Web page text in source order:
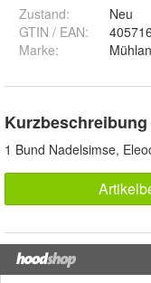
Zustand:
Neu
GTIN / EAN:
Marke:
Kurzbeschreibung
1 Bund Nadelsimse,